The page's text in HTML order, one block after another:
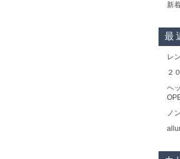
新
最
レ
２
ヘ
ノ